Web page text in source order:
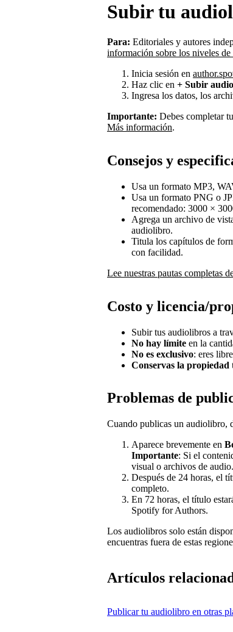
Subir tu
Para: Editoriales y autores
información sobre los niveles de
Inicia sesión en
Haz clic en + Subir
Ingresa los datos, los
Importante: Debes completar
Más información.
Consejos y
Usa un formato MP3,
Usa un formato PNG o
recomendado: 3000 ×
Agrega un archivo de
audiolibro.
Titula los capítulos de
con facilidad.
Lee nuestras pautas completas
Costo y licencia/
Subir tus audiolibros a
No hay límite en la
No es exclusivo: eres
Conservas la propiedad
Problemas de
Cuando publicas un audiolibro,
Aparece brevemente en
Importante: Si el
visual o archivos de audio.
Después de 24 horas, el
completo.
En 72 horas, el título
Spotify for Authors.
Los audiolibros solo están
encuentras fuera de estas
Artículos
Publicar tu audiolibro en otras